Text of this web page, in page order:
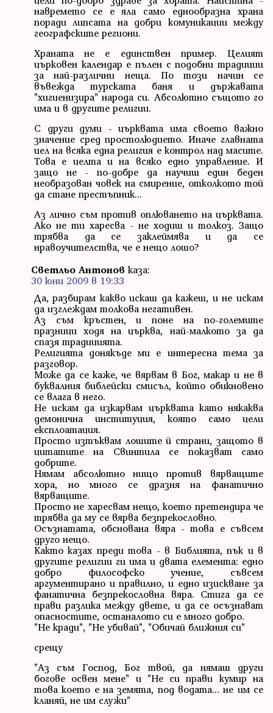
навремето се е яла само еднообразна храна
поради липсата на добри комуникации между
географските региони.
Храната не е единствен пример. Целият
църковен календар е пълен с подобни традиции
за най-различни неща. По този начин се
въвежда турската баня и държавата
"хигиенизира" народа си. Абсолютно същото го
има и в другите религии.
С други думи - църквата има своето важно
значение сред простолюдието. Иначе главната
цел на всяка една религия е контрол над масите.
Това е целта и на всяко едно управление. И
защо не - по-добре да научиш един беден
необразован човек на смирение, отколкото той
да стане престъпник...
Аз лично съм против оплюването на църквата.
Ако не ти харесва - не ходиш и толкоз. Защо
трябва да се заклеймява и да се
нравоучителства, че е нещо лошо?
Светльо Антонов каза:
30 юни 2009 в 19:33
Да, разбирам какво искаш да кажеш, и не искам
да изглеждам толкова негативен.
Аз съм кръстен, и поне на по-големите
празници ходя на църква, най-малкото за да
спазя традицията.
Религията донякъде ми е интересна тема за
разговор.
Може да се каже, че вярвам в Бог, макар и не в
буквалния библейски смисъл, който обикновено
се влага в него.
Не искам да изкарвам църквата като някаква
демонична институция, която само цели
експлоатация.
Просто изтъквам лошите й страни, защото в
цитатите на Свинтила се показват само
добрите.
Нямам абсолютно нищо против вярващите
хора, но много се дразня на фанатично
вярващите.
Просто не харесвам нещо, което претендира че
трябва да му се вярва безпрекословно.
Осъзнатата, обснована вяра - това е съвсем
друго нещо.
Както казах преди това - в Библията, пък и в
другите религии ги има и двата елемента: едно
добро философско учение, съвсем
аргументирано и правилно, и едно изискване за
фанатична безпрекословна вяра. Стига да се
прави разлика между двете, и да се осъзнават
опасностите, останалото си е много добро.
"Не кради", "Не убивай", "Обичай ближния си"
срещу
"Аз съм Господ, Бог твой, да нямаш други
богове освен мене" и "Не си прави кумир на
това което е на земята, под водата... не им се
кланяй, не им служи"